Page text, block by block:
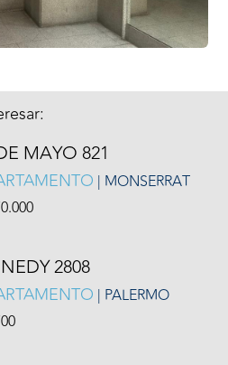
MAYO 821
| MONSERRAT
2808
| PALERMO